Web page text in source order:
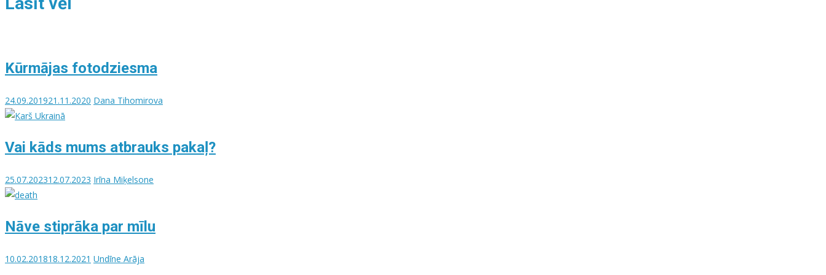
Kūrmājas fotodziesma
24.09.201921.11.2020 Dana Tihomirova
Vai kāds mums atbrauks pakaļ?
25.07.202312.07.2023 Irīna Miķelsone
Nāve stiprāka par mīlu
10.02.201818.12.2021 Undīne Arāja